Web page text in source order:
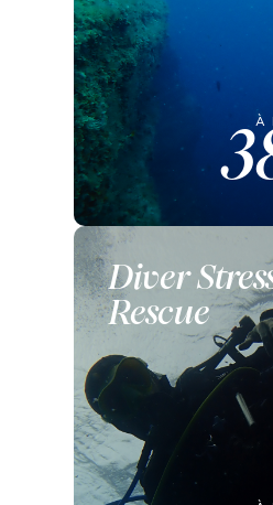
À
Diver
Rescue